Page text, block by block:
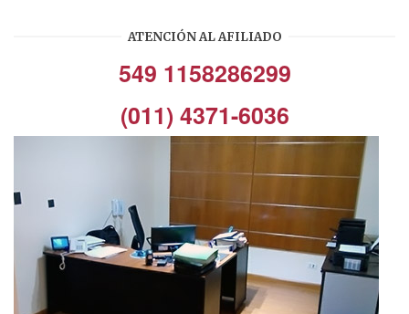
ATENCIÓN AL AFILIADO
549 1158286299
(011) 4371-6036